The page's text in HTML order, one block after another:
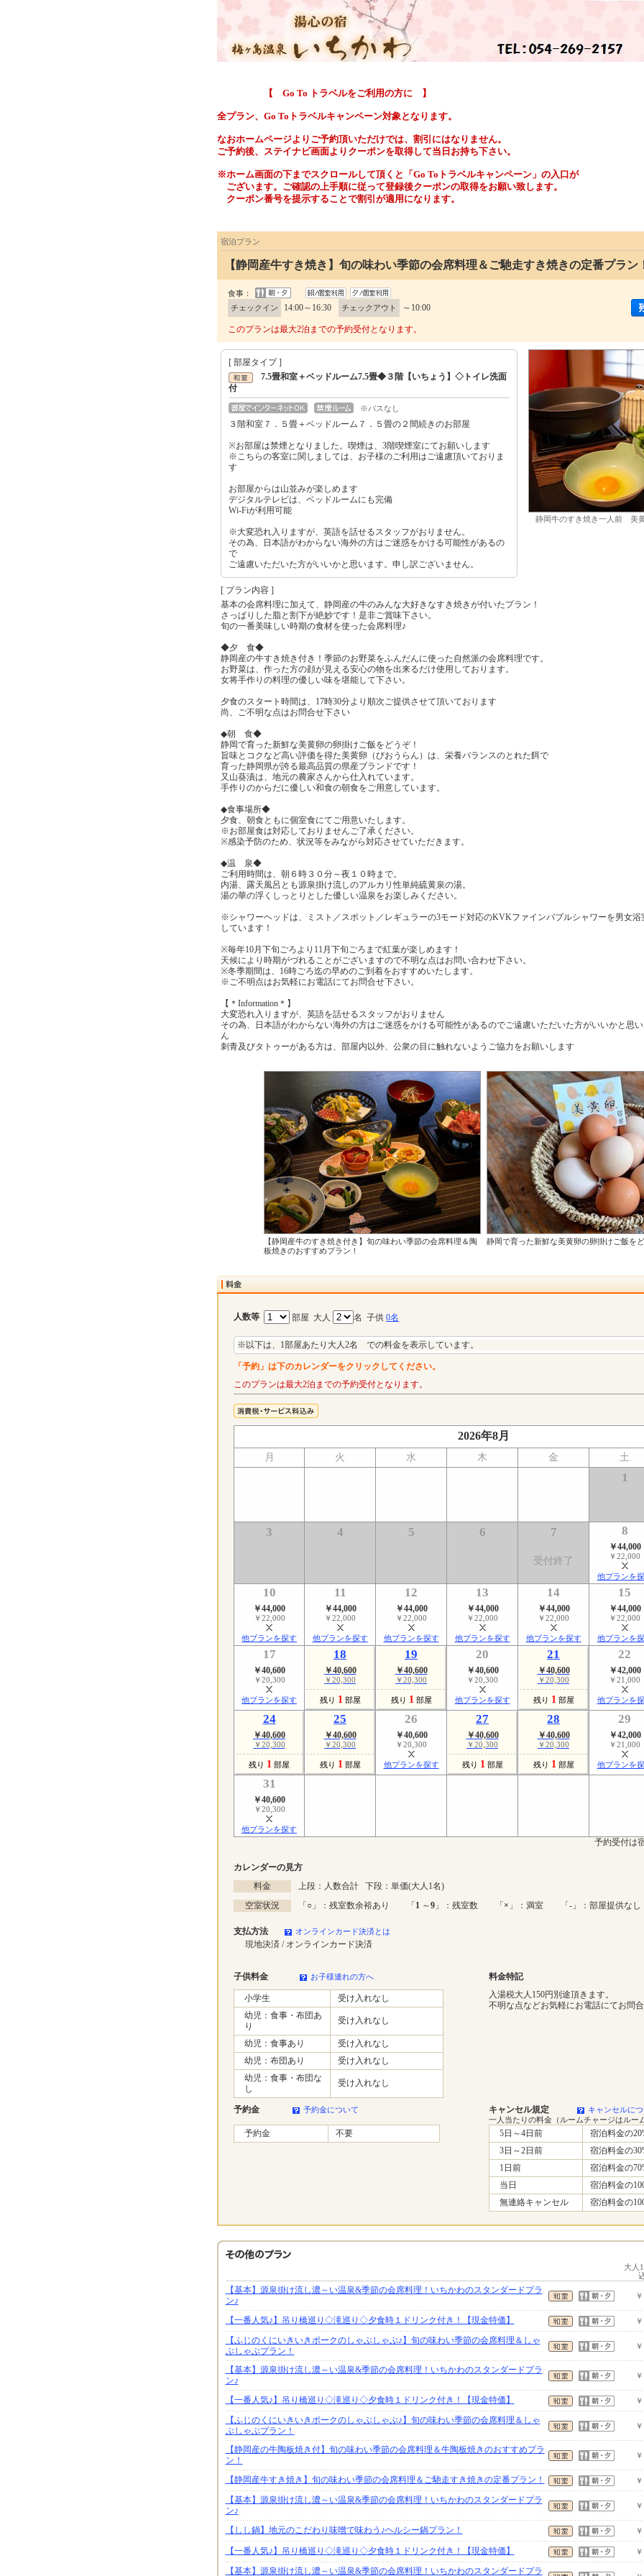
【 Go To トラベルをご利用の方に 】
全プラン、Go Toトラベルキャンペーン対象となります。
なおホームページよりご予約頂いただけでは、割引にはなりません。
ご予約後、ステイナビ画面よりクーポンを取得して当日お持ち下さい。
※ホーム画面の下までスクロールして頂くと「Go Toトラベルキャンペーン」の入口が
ございます。ご確認の上手順に従って登録後クーポンの取得をお願い致します。
クーポン番号を提示することで割引が適用になります。
宿泊プラン
【静岡産牛すき焼き】旬の味わい季節の会席料理＆ご馳走すき焼きの定番プラン
食事：
チェックイン
14:00～16:30 チェックアウト ～10:00
このプランは最大2泊までの予約受付となります。
[ 部屋タイプ ]
7.5畳和室＋ベッドルーム7.5畳◆３階【いちょう】◇トイレ洗面
付
※バスなし
３階和室７．５畳＋ベッドルーム７．５畳の２間続きのお部屋
※お部屋は禁煙となりました。喫煙は、3階喫煙室にてお願いします
※こちらの客室に関しましては、お子様のご利用はご遠慮頂いておりま
す
お部屋からは山並みが楽しめます
デジタルテレビは、ベッドルームにも完備
Wi-Fiが利用可能
※大変恐れ入りますが、英語を話せるスタッフがおりません。
その為、日本語がわからない海外の方はご迷惑をかける可能性があるの
で
ご遠慮いただいた方がいいかと思います。申し訳ございません。
静岡牛のすき焼き一人前 美
[ プラン内容 ]
基本の会席料理に加えて、静岡産の牛のみんな大好きなすき焼きが付いたプラン！
さっぱりした脂と割下が絶妙です！是非ご賞味下さい。
旬の一番美味しい時期の食材を使った会席料理♪
◆夕 食◆
静岡産の牛すき焼き付き！季節のお野菜をふんだんに使った自然派の会席料理です。
お野菜は、作った方の顔が見える安心の物を出来るだけ使用しております。
女将手作りの料理の優しい味を堪能して下さい。
夕食のスタート時間は、17時30分より順次ご提供させて頂いております
尚、ご不明な点はお問合せ下さい
◆朝 食◆
静岡で育った新鮮な美黄卵の卵掛けご飯をどうぞ！
旨味とコクなど高い評価を得た美黄卵（びおうらん）は、栄養バランスのとれた餌で
育った静岡県が誇る最高品質の県産ブランドです！
又山葵漬は、地元の農家さんから仕入れています。
手作りのからだに優しい和食の朝食をご用意しています。
◆食事場所◆
夕食、朝食ともに個室食にてご用意いたします。
※お部屋食は対応しておりませんご了承ください。
※感染予防のため、状況等をみながら対応させていただきます。
◆温 泉◆
ご利用時間は、朝６時３０分～夜１０時まで。
内湯、露天風呂とも源泉掛け流しのアルカリ性単純硫黄泉の湯。
湯の華の浮くしっとりとした優しい温泉をお楽しみください。
※シャワーヘッドは、ミスト／スポット／レギュラーの3モード対応のKVKファインバブルシャワーを男女浴
しています！
※毎年10月下旬ごろより11月下旬ごろまで紅葉が楽しめます！
天候により時期がづれることがございますので不明な点はお問い合わせ下さい。
※冬季期間は、16時ごろ迄の早めのご到着をおすすめいたします。
※ご不明点はお気軽にお電話にてお問合せ下さい。
【＊Information＊】
大変恐れ入りますが、英語を話せるスタッフがおりません
その為、日本語がわからない海外の方はご迷惑をかける可能性があるのでご遠慮いただいた方がいいかと思
ん
刺青及びタトゥーがある方は、部屋内以外、公衆の目に触れないようご協力をお願いします
【静岡産牛のすき焼き付き】旬の味わい季節の会席料理＆陶
板焼きのおすすめプラン！
静岡で育った新鮮な美黄卵の卵掛けご飯をど
人数等 部屋 大人 名 子供 0名
※以下は、1部屋あたり大人2名 での料金を表示しています。
「予約」は下のカレンダーをクリックしてください。
このプランは最大2泊までの予約受付となります。
2026年8月
月 火 水 木 金 土
1
3 4 5 6 7
受付終了
8
￥44,000
￥22,000
他プランを
10
￥44,000
￥22,000
他プランを探す
11
￥44,000
￥22,000
他プランを探す
12
￥44,000
￥22,000
他プランを探す
13
￥44,000
￥22,000
他プランを探す
14
￥44,000
￥22,000
他プランを探す
15
￥44,000
￥22,000
他プランを
17
￥40,600
￥20,300
他プランを探す
18
￥40,600
￥20,300
残り 1 部屋
19
￥40,600
￥20,300
残り 1 部屋
20
￥40,600
￥20,300
他プランを探す
21
￥40,600
￥20,300
残り 1 部屋
22
￥42,000
￥21,000
他プランを
24
￥40,600
￥20,300
残り 1 部屋
25
￥40,600
￥20,300
残り 1 部屋
26
￥40,600
￥20,300
他プランを探す
27
￥40,600
￥20,300
残り 1 部屋
28
￥40,600
￥20,300
残り 1 部屋
29
￥42,000
￥21,000
他プランを
31
￥40,600
￥20,300
他プランを探す
予約受付は
カレンダーの見方
料金
上段：人数合計 下段：単価(大人1名)
空室状況
「○ 」：残室数余裕あり 「1 ～9 」：残室数 「× 」：満室 「-」：部屋提供なし
支払方法 オンラインカード決済とは
現地決済 / オンラインカード決済
子供料金 お子様連れの方へ 料金特記
小学生
受け入れなし
幼児：食事・布団あ
り
受け入れなし
幼児：食事あり
受け入れなし
幼児：布団あり
受け入れなし
幼児：食事・布団な
し
受け入れなし
入湯税大人150円別途頂きます。
不明な点などお気軽にお電話にてお問合
予約金 予約金について キャンセル規定
キャンセルに
一人当たりの料金（ルームチャージはルー
予約金 不要 5日～4日前
宿泊料金の
3日～2日前
宿泊料金の
1日前
宿泊料金の
当日
宿泊料金の
無連絡キャンセル
宿泊料金の
大人
【基本】源泉掛け流し濃～い温泉&季節の会席料理！いちかわのスタンダードプラ
ン♪
【一番人気♪】吊り橋巡り◇滝巡り◇夕食時１ドリンク付き！【現金特価】
【ふじのくにいきいきポークのしゃぶしゃぶ♪】旬の味わい季節の会席料理＆しゃ
ぶしゃぶプラン！
【基本】源泉掛け流し濃～い温泉&季節の会席料理！いちかわのスタンダードプラ
ン♪
【一番人気♪】吊り橋巡り◇滝巡り◇夕食時１ドリンク付き！【現金特価】
【ふじのくにいきいきポークのしゃぶしゃぶ♪】旬の味わい季節の会席料理＆しゃ
ぶしゃぶプラン！
【静岡産の牛陶板焼き付】旬の味わい季節の会席料理＆牛陶板焼きのおすすめプラ
ン！
【静岡産牛すき焼き】旬の味わい季節の会席料理＆ご馳走すき焼きの定番プラン！
【基本】源泉掛け流し濃～い温泉&季節の会席料理！いちかわのスタンダードプラ
ン♪
【しし鍋】地元のこだわり味噌で味わう♪ヘルシー鍋プラン！
【一番人気♪】吊り橋巡り◇滝巡り◇夕食時１ドリンク付き！【現金特価】
【基本】源泉掛け流し濃～い温泉&季節の会席料理！いちかわのスタンダードプラ